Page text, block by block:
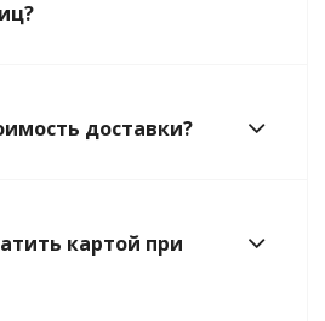
доставки?
картой при